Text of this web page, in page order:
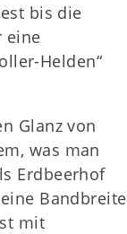
bis die
eine
Helden“
Glanz von
was man
Erdbeerhof
Bandbreite
mit